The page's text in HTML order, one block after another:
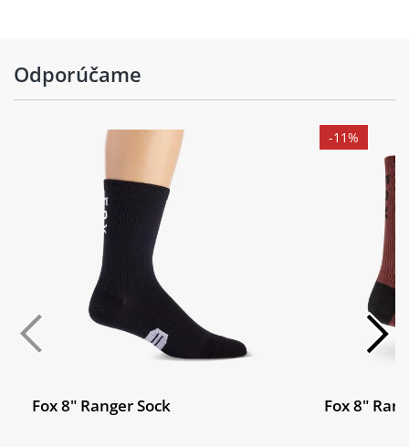
Odporúčame
Fox 8" Ranger Sock
-11%
Fox 8"